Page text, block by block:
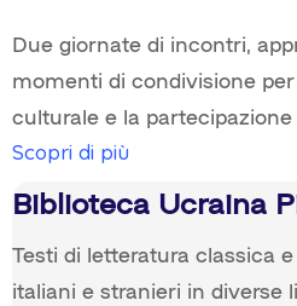
Due giornate di incontri,
momenti di condivisione
culturale e la partecipazione
Scopri di più
Biblioteca Ucraina
Testi di letteratura classica
italiani e stranieri in diverse